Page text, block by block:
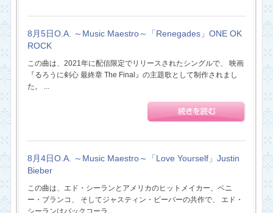
8月5日O.A. ～Music Maestro～「Renegades」ONE OK
ROCK
この曲は、2021年に配信限定でリリースされたシングルで、 映画
『るろうに剣心 最終章 The Final』の主題歌として制作されまし
た。 ...
8月4日O.A. ～Music Maestro～「Love Yourself」Justin
Bieber
この曲は、エド・シーランとアメリカのヒットメイカー、ベニ
ー・ブランコ、 そしてジャスティン・ビーバーの共作で、 エド・
シーランはバックコーラ...